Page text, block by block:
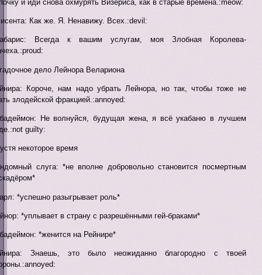
и иди снова охмурять Визериса, как в старые времена.:meow:
Как же. Я. Ненавижу. Всех.:devil:
Всегда к вашим услугам, моя Злобная Королева-
дело Лейнора Велариона
Короче, нам надо убрать Лейнора, но так, чтобы тоже не
злодейской фракцией.:annoyed:
Не волнуйся, будущая жена, я всё укабаню в лучшем
guilty:
некоторое время
слуга: *не вполне добровольно становится посмертным
*успешно разыгрывает роль*
*уплывает в страну с разрешёнными гей-браками*
*женится на Рейнире*
Знаешь, это было неожиданно благородно с твоей